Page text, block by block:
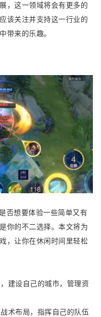
，这一领域将会有更多的
该关注并支持这一行业的
带来的乐趣。
否想要体验一些简单又有
你的不二选择。本文将为
，让你在休闲时间里轻松
建设自己的城市，管理资
术布局，指挥自己的队伍